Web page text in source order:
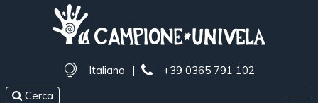
Italiano |
+39 0365 791 102
Cerca